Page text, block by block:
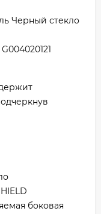
Черный стекло
боковая